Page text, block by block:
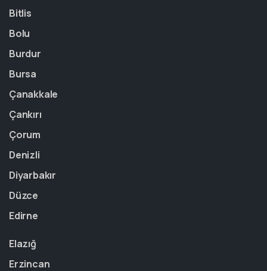
Bitlis
Bolu
Burdur
Bursa
Çanakkale
Çankırı
Çorum
Denizli
Diyarbakır
Düzce
Edirne
Elazığ
Erzincan